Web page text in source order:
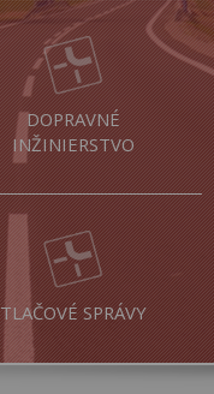
DOPRAVNÉ
INŽINIERSTVO
TLAČOVÉ SPRÁVY